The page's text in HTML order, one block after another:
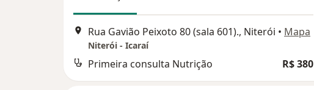
Rua Gavião Peixoto 80 (sala 601)., Niterói • Mapa
Niterói - Icaraí
Primeira consulta Nutrição R$ 380